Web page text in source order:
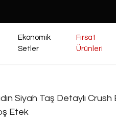
Ekonomik
Setler
Fırsat
Ürünleri
Siyah Taş Detaylı
Etek